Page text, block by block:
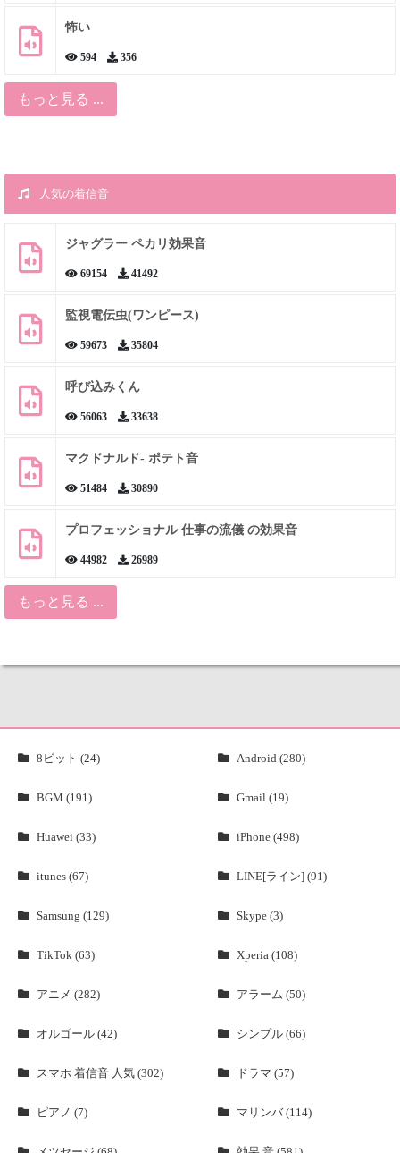
怖い
594 356
もっと見る ...
人気の着信音
ジャグラー ペカリ効果音
69154 41492
監視電伝虫(ワンピース)
59673 35804
呼び込みくん
56063 33638
マクドナルド- ポテト音
51484 30890
プロフェッショナル 仕事の流儀 の効果音
44982 26989
もっと見る ...
8ビット (24) Android (280)
BGM (191) Gmail (19)
Huawei (33) iPhone (498)
itunes (67) LINE[ライン] (91)
Samsung (129) Skype (3)
TikTok (63) Xperia (108)
アニメ (282) アラーム (50)
オルゴール (42) シンプル (66)
スマホ 着信音 人気 (302) ドラマ (57)
ピアノ (7) マリンバ (114)